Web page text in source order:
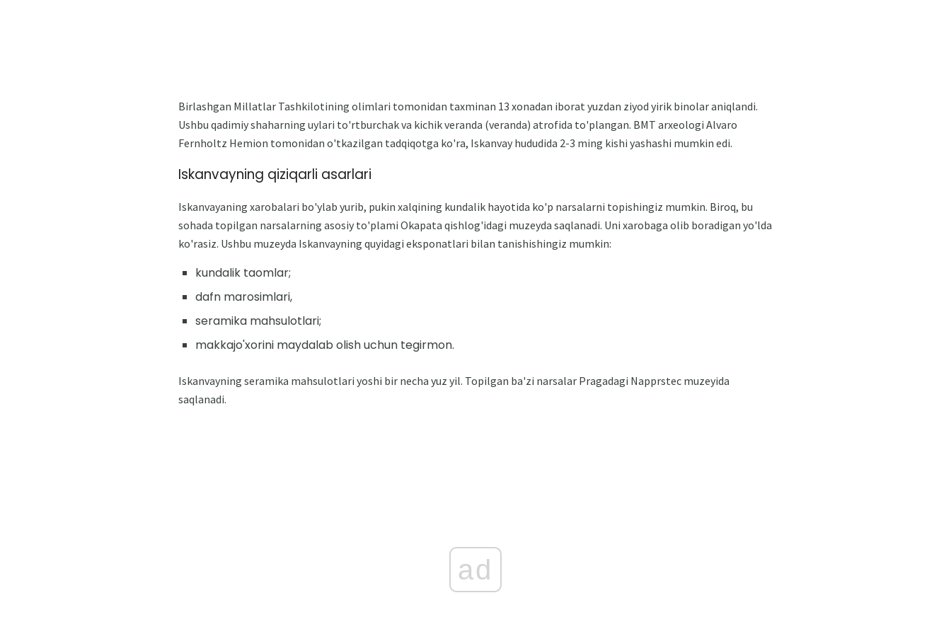
Birlashgan Millatlar Tashkilotining olimlari tomonidan taxminan 13 xonadan iborat yuzdan ziyod yirik binolar aniqlandi.
Ushbu qadimiy shaharning uylari to'rtburchak va kichik veranda (veranda) atrofida to'plangan. BMT arxeologi Alvaro
Fernholtz Hemion tomonidan o'tkazilgan tadqiqotga ko'ra, Iskanvay hududida 2-3 ming kishi yashashi mumkin edi.
Iskanvayning qiziqarli asarlari
Iskanvayaning xarobalari bo'ylab yurib, pukin xalqining kundalik hayotida ko'p narsalarni topishingiz mumkin. Biroq, bu
sohada topilgan narsalarning asosiy to'plami Okapata qishlog'idagi muzeyda saqlanadi. Uni xarobaga olib boradigan yo'lda
ko'rasiz. Ushbu muzeyda Iskanvayning quyidagi eksponatlari bilan tanishishingiz mumkin:
kundalik taomlar;
dafn marosimlari,
seramika mahsulotlari;
makkajo'xorini maydalab olish uchun tegirmon.
Iskanvayning seramika mahsulotlari yoshi bir necha yuz yil. Topilgan ba'zi narsalar Pragadagi Napprstec muzeyida
saqlanadi.
ad